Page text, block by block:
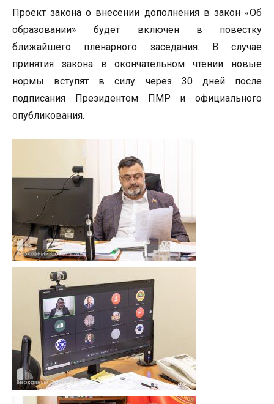
Проект закона о внесении дополнения в закон «Об
образовании» будет включен в повестку
ближайшего пленарного заседания. В случае
принятия закона в окончательном чтении новые
нормы вступят в силу через 30 дней после
подписания Президентом ПМР и официального
опубликования.